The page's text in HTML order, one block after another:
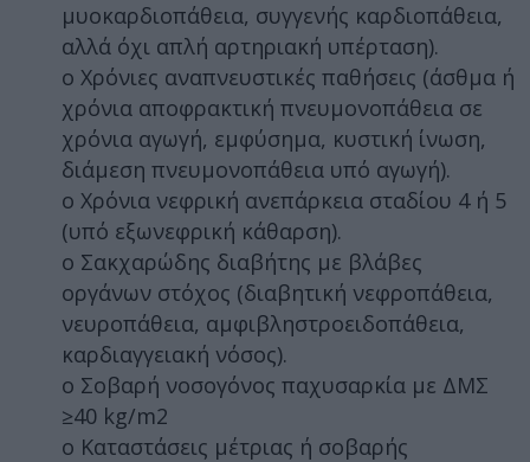
μυοκαρδιοπάθεια, συγγενής καρδιοπάθεια,
αλλά όχι απλή αρτηριακή υπέρταση).
o Χρόνιες αναπνευστικές παθήσεις (άσθμα ή
χρόνια αποφρακτική πνευμονοπάθεια σε
χρόνια αγωγή, εμφύσημα, κυστική ίνωση,
διάμεση πνευμονοπάθεια υπό αγωγή).
o Χρόνια νεφρική ανεπάρκεια σταδίου 4 ή 5
(υπό εξωνεφρική κάθαρση).
o Σακχαρώδης διαβήτης με βλάβες
οργάνων στόχος (διαβητική νεφροπάθεια,
νευροπάθεια, αμφιβληστροειδοπάθεια,
καρδιαγγειακή νόσος).
o Σοβαρή νοσογόνος παχυσαρκία με ΔΜΣ
≥40 kg/m2
o Καταστάσεις μέτριας ή σοβαρής